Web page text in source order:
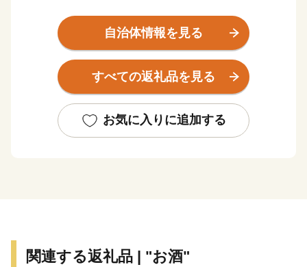
部に市街地、その外側や台地に農業地帯が広がっていま
いにしえのロマン奏でる持田古墳群では「古墳祭」が催
され、江戸時代の秋月3万石を支えた風情漂う城跡で
ひとたび海に出れば、神秘的なアカウミガメの産卵風景
を横目に、西日本有数のサーフスポットでサーフィンを
【ふるさと納税指定に係る指定制度について】
自治体情報を見る
すべての返礼品を見る
お気に入りに追加する
関連する返礼品 | "お酒"